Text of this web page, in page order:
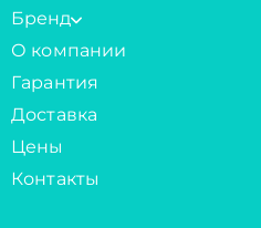
Бренд
О компании
Гарантия
Доставка
Цены
Контакты